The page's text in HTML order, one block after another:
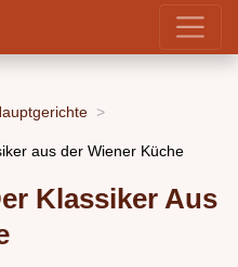
aus der Wiener Küche
Klassiker Aus